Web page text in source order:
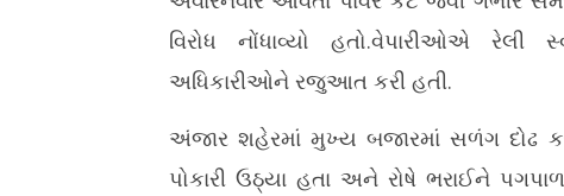
વેપારીઓએ PGVCL કચેરીમાં કરી ઉગ્ર
રજુઆત
June
17,
રિસોર્ટ, હોટલો
કાર્યવાહી
વિરોધ નોંધાવ્યો હતો.વેપારીઓએ
અધિકારીઓને રજુઆત કરી હતી.
અંજાર શહેરમાં મુખ્ય બજારમાં સળંગ દોઢ
પોકારી ઉઠ્યા હતા અને રોષે ભરાઈને